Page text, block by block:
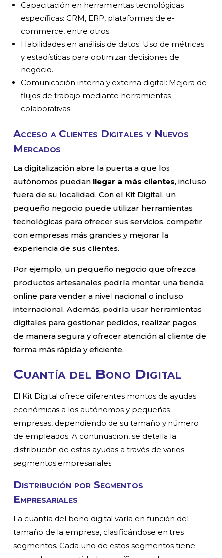
Capacitación en herramientas tecnológicas
específicas: CRM, ERP, plataformas de e-
commerce, entre otros.
Habilidades en análisis de datos: Uso de métricas
y estadísticas para optimizar decisiones de
negocio.
Comunicación interna y externa digital: Mejora de
flujos de trabajo mediante herramientas
colaborativas.
Acceso a Clientes Digitales y Nuevos
Mercados
La digitalización abre la puerta a que los
autónomos puedan llegar a más clientes, incluso
fuera de su localidad. Con el Kit Digital, un
pequeño negocio puede utilizar herramientas
tecnológicas para ofrecer sus servicios, competir
con empresas más grandes y mejorar la
experiencia de sus clientes.
Por ejemplo, un pequeño negocio que ofrezca
productos artesanales podría montar una tienda
online para vender a nivel nacional o incluso
internacional. Además, podría usar herramientas
digitales para gestionar pedidos, realizar pagos
de manera segura y ofrecer atención al cliente de
forma más rápida y eficiente.
Cuantía del Bono Digital
El Kit Digital ofrece diferentes montos de ayudas
económicas a los autónomos y pequeñas
empresas, dependiendo de su tamaño y número
de empleados. A continuación, se detalla la
distribución de estas ayudas a través de varios
segmentos empresariales.
Distribución por Segmentos
Empresariales
La cuantía del bono digital varía en función del
tamaño de la empresa, clasificándose en tres
segmentos. Cada uno de estos segmentos tiene